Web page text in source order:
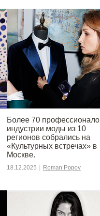
Более 70
индустрии моды из 10
регионов собрались на
«Культурных встречах» в
Москве.
18.12.2025 Roman Popov